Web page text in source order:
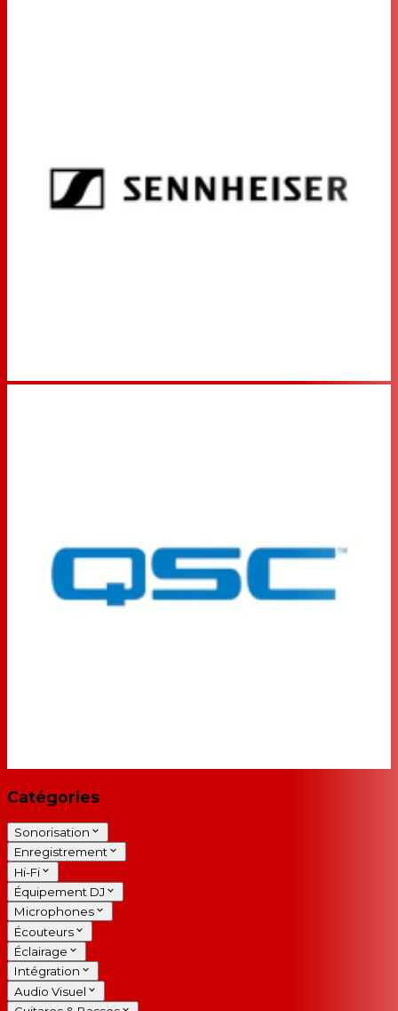
Catégories
Sonorisation
Enregistrement
Hi-Fi
Équipement DJ
Microphones
Écouteurs
Éclairage
Intégration
Audio Visuel